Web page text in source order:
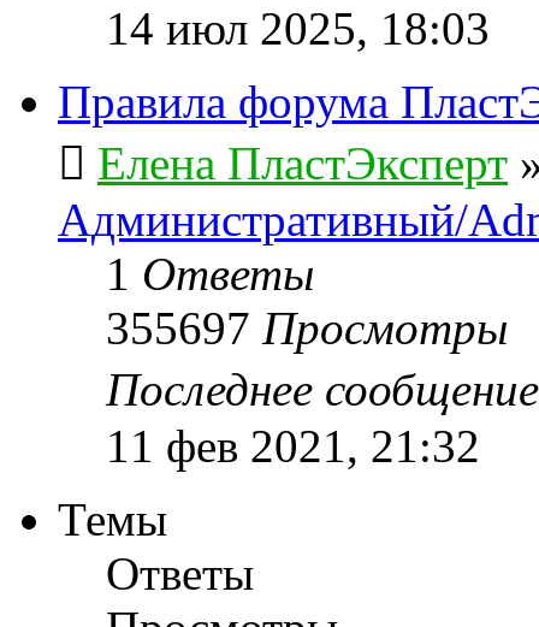
14 июл 2025, 18:03
Правила форума
Елена ПластЭксперт
Административный/
1 Ответы
355697 Просмотры
Последнее
11 фев 2021, 21:32
Темы
Ответы